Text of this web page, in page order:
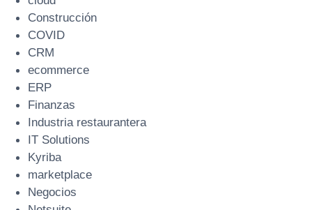
Construcción
COVID
CRM
ecommerce
ERP
Finanzas
Industria restaurantera
IT Solutions
Kyriba
marketplace
Negocios